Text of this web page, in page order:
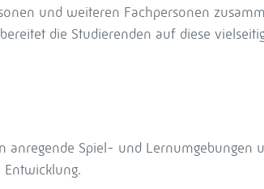
und weiteren Fachpersonen
die Studierenden auf diese
anregende Spiel- und Lernumgebungen